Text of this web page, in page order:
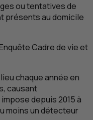
ou tentatives de
présents au domicile
Cadre de vie et
chaque année en
causant
depuis 2015 à
moins un détecteur